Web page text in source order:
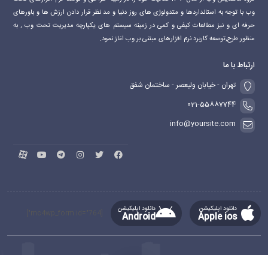
وب با توجه به استانداردها و متدولوژی های روز دنیا و مد نظر قرار دادن ارزش ها و باورهای
حرفه ای و نیز مطالعات کیفی و کمی در زمینه سیستم های یکپارچه مدیریت تحت وب , به
منظور طرح,توسعه کاربرد نرم افزارهای مبتنی بر وب اغاز نمود.
ارتباط با ما
تهران - خیابان ولیعصر - ساختمان شفق
021-55887744
info@yoursite.com
دانلود اپلیکیشن
Apple ios
دانلود اپلیکیشن
Android